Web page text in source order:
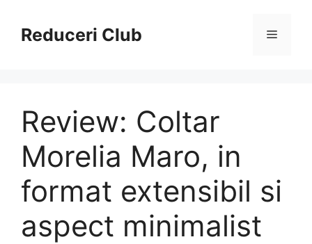
conținutReduceri Club Meniu
Review: Coltar
Morelia Maro, in
format extensibil si
aspect minimalist